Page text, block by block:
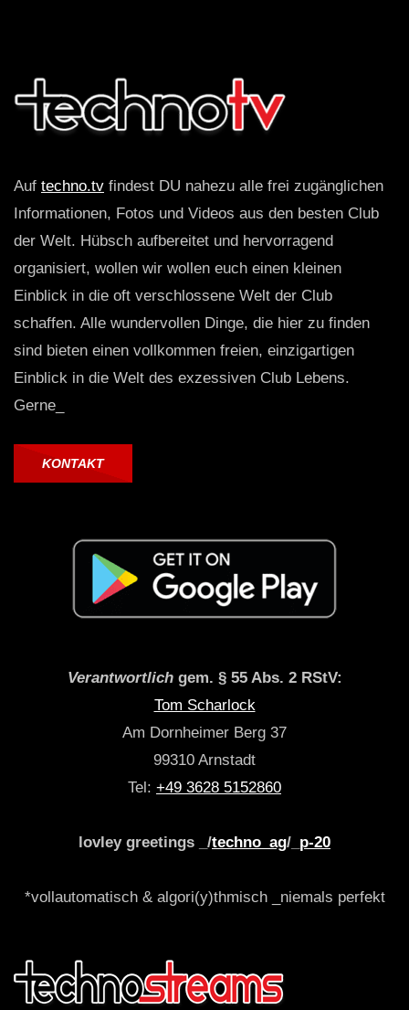
Auf techno.tv findest DU nahezu alle frei zugänglichen
Informationen, Fotos und Videos aus den besten Club
der Welt. Hübsch aufbereitet und hervorragend
organisiert, wollen wir wollen euch einen kleinen
Einblick in die oft verschlossene Welt der Club
schaffen. Alle wundervollen Dinge, die hier zu finden
sind bieten einen vollkommen freien, einzigartigen
Einblick in die Welt des exzessiven Club Lebens.
Gerne_
KONTAKT
Verantwortlichgem. § 55 Abs. 2 RStV:
Tom Scharlock
Am Dornheimer Berg 37
99310 Arnstadt
Tel: +49 3628 5152860
lovley greetings _/techno_ag/_ p-20
*vollautomatisch & algori(y)thmisch _niemals perfekt